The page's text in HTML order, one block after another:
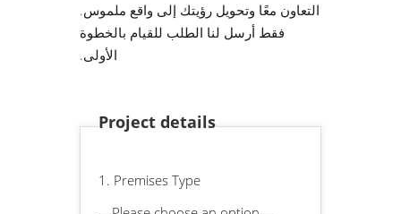
التعاون معًا وتحويل رؤيتك إلى واقع ملموس.
فقط أرسل لنا الطلب للقيام بالخطوة
الأولى.
Project details
1. Premises Type